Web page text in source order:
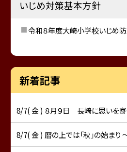
いじめ対策基本方針
令和８年度大崎小学校いじめ
新着記事
8/7( 金 ) ８月９日 長崎に思いを寄
8/7( 金 ) 暦の上では「秋」の始まり